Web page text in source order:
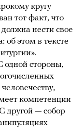
кругу
тот факт, что
нести свое
об этом в тексте
одной стороны,
компетенции
другой — собор